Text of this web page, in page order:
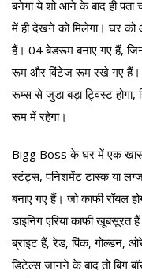
बनेगा ये शो आने के बाद ही
में ही देखने को मिलेगा। घर को
हैं। 04 बेडरूम बनाए गए हैं,
रूम और विंटेज रूम रखे गए हैं।
रूम्स से जुड़ा बड़ा ट्विस्ट
रूम में रहेगा।
Bigg Boss के घर में एक खास
स्टंट्स, पनिशमेंट टास्क या
बनाए गए हैं। जो काफी रॉयल
डाइनिंग एरिया काफी
ब्राइट हैं, रेड, पिंक, गोल्डन,
डिटेल्स जानने के बाद तो बिग